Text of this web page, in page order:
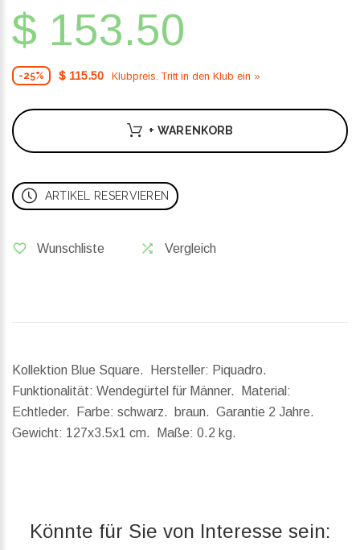
$ 153.50
-25% $ 115.50 Klubpreis. Tritt in den Klub ein »
+ WARENKORB
ARTIKEL RESERVIEREN
Wunschliste Vergleich
Kollektion Blue Square. Hersteller: Piquadro.
Funktionalität: Wendegürtel für Männer. Material:
Echtleder. Farbe: schwarz. braun. Garantie 2 Jahre.
Gewicht: 127x3.5x1 cm. Maße: 0.2 kg.
Könnte für Sie von Interesse sein: